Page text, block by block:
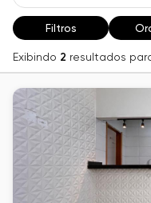
Filtros
Exibindo 2 resultados